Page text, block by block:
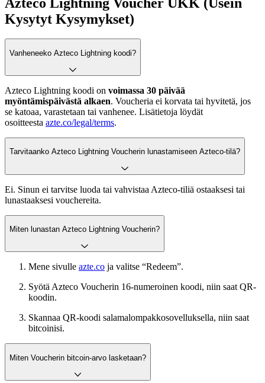
Kysytyt Kysymykset)
Vanheneeko Azteco Lightning koodi?
Azteco Lightning koodi on voimassa 30 päivää
myöntämispäivästä alkaen. Voucheria ei korvata tai hyvitetä, jos
se katoaa, varastetaan tai vanhenee. Lisätietoja löydät
osoitteesta azte.co/legal/terms.
Tarvitaanko Azteco Lightning Voucherin lunastamiseen Azteco-tilä?
Ei. Sinun ei tarvitse luoda tai vahvistaa Azteco-tiliä ostaaksesi tai
lunastaaksesi vouchereita.
Miten lunastan Azteco Lightning Voucherin?
Mene sivulle azte.co ja valitse “Redeem”.
Syötä Azteco Voucherin 16-numeroinen koodi, niin saat QR-
koodin.
Skannaa QR-koodi salamalompakkosovelluksella, niin saat
bitcoinisi.
Miten Voucherin bitcoin-arvo lasketaan?